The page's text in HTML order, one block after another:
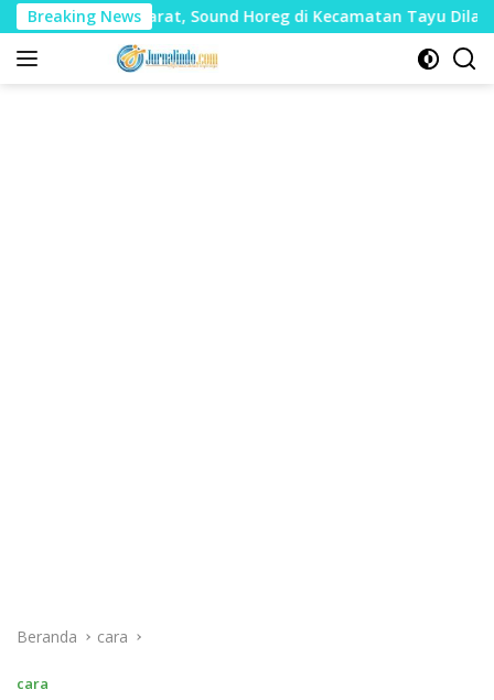
Langsung
ke
konten
Breaking News
Sound Horeg di Kecamatan Tayu Dilarang
Beranda cara
cara